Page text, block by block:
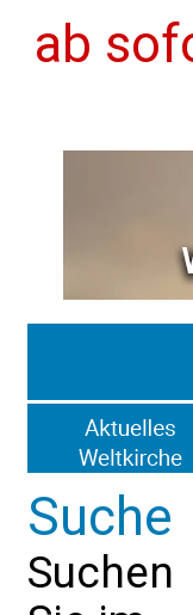
ab
Suche
Suchen